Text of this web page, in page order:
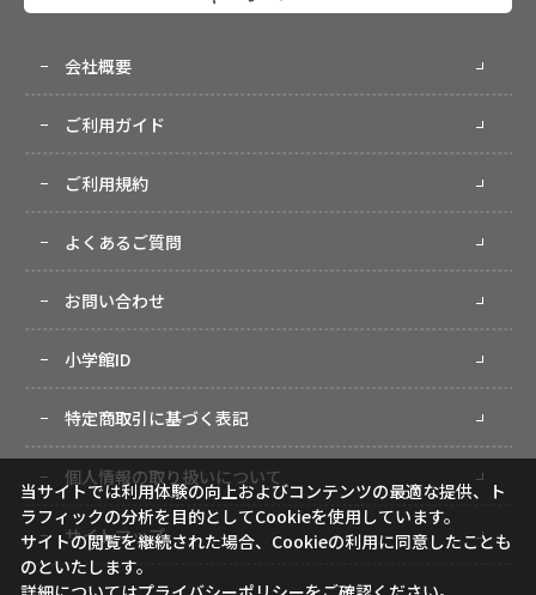
会社概要
ご利用ガイド
ご利用規約
よくあるご質問
お問い合わせ
小学館ID
特定商取引に基づく表記
個人情報の取り扱いについて
サイトマップ
当サイトでは利用体験の向上およびコンテンツの最適な提供、ト
ラフィックの分析を目的としてCookieを使用しています。
サイトの閲覧を継続された場合、Cookieの利用に同意したことも
のといたします。